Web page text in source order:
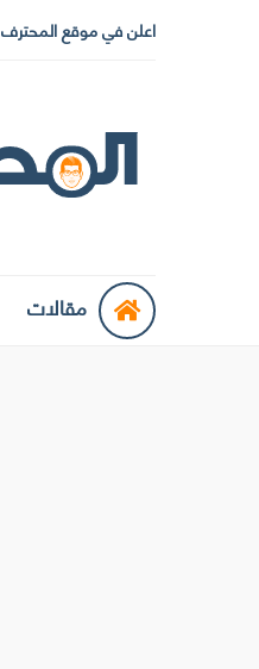
اعلن في موقع المحترف
مقالات